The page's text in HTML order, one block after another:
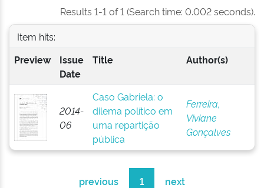
Results 1-1 of 1 (Search time: 0.002 seconds).
Item hits:
Preview
Issue
Date
Title Author(s)
2014-
06
Caso Gabriela: o
dilema político em
uma repartição
pública
Ferreira,
Viviane
Gonçalves
previous 1 next